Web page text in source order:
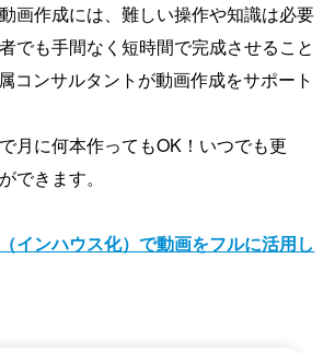
画作成には、難しい操作や知識は必要
でも手間なく短時間で完成させること
コンサルタントが動画作成をサポート
月に何本作ってもOK！いつでも更
できます。
インハウス化）で動画をフルに活用し